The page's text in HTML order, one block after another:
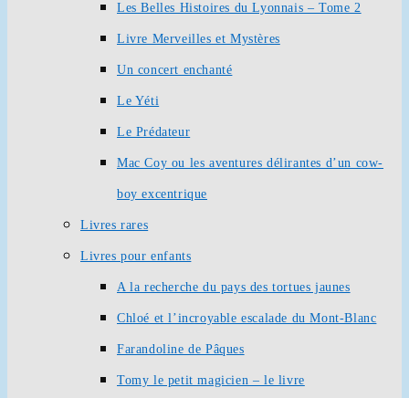
Les Belles Histoires du Lyonnais – Tome 2
Livre Merveilles et Mystères
Un concert enchanté
Le Yéti
Le Prédateur
Mac Coy ou les aventures délirantes d’un cow-
boy excentrique
Livres rares
Livres pour enfants
A la recherche du pays des tortues jaunes
Chloé et l’incroyable escalade du Mont-Blanc
Farandoline de Pâques
Tomy le petit magicien – le livre